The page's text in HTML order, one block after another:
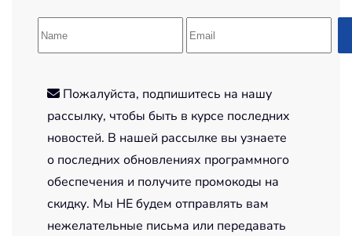
Пожалуйста, подпишитесь на нашу
рассылку, чтобы быть в курсе последних
новостей. В нашей рассылке вы узнаете
о последних обновлениях программного
обеспечения и получите промокоды на
скидку. Мы НЕ будем отправлять вам
нежелательные письма или передавать